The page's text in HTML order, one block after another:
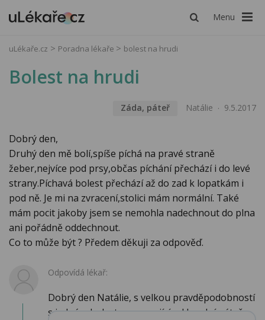
Menu
uLékaře.cz Poradna lékaře bolest na hrudi
Bolest na hrudi
Záda, páteř Natálie 9.5.2017
Dobrý den,
Druhý den mě bolí,spíše píchá na pravé straně
žeber,nejvíce pod prsy,občas píchání přechází i do levé
strany.Píchavá bolest přechází až do zad k lopatkám i
pod ně. Je mi na zvracení,stolici mám normální. Také
mám pocit jakoby jsem se nemohla nadechnout do plna
ani pořádně oddechnout.
Co to může být ? Předem děkuji za odpověď.
Odpovídá lékař:
Dobrý den Natálie, s velkou pravděpodobností
s jedná o bolest propagující od hrudní páteře...